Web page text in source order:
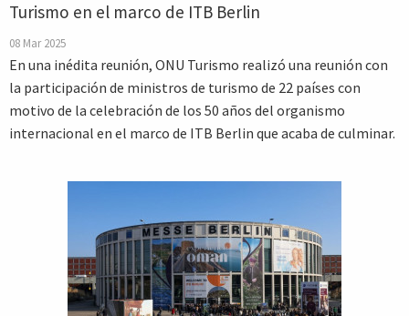
Turismo en el marco de ITB Berlin
08 Mar 2025
En una inédita reunión, ONU Turismo realizó una reunión con
la participación de ministros de turismo de 22 países con
motivo de la celebración de los 50 años del organismo
internacional en el marco de ITB Berlin que acaba de culminar.